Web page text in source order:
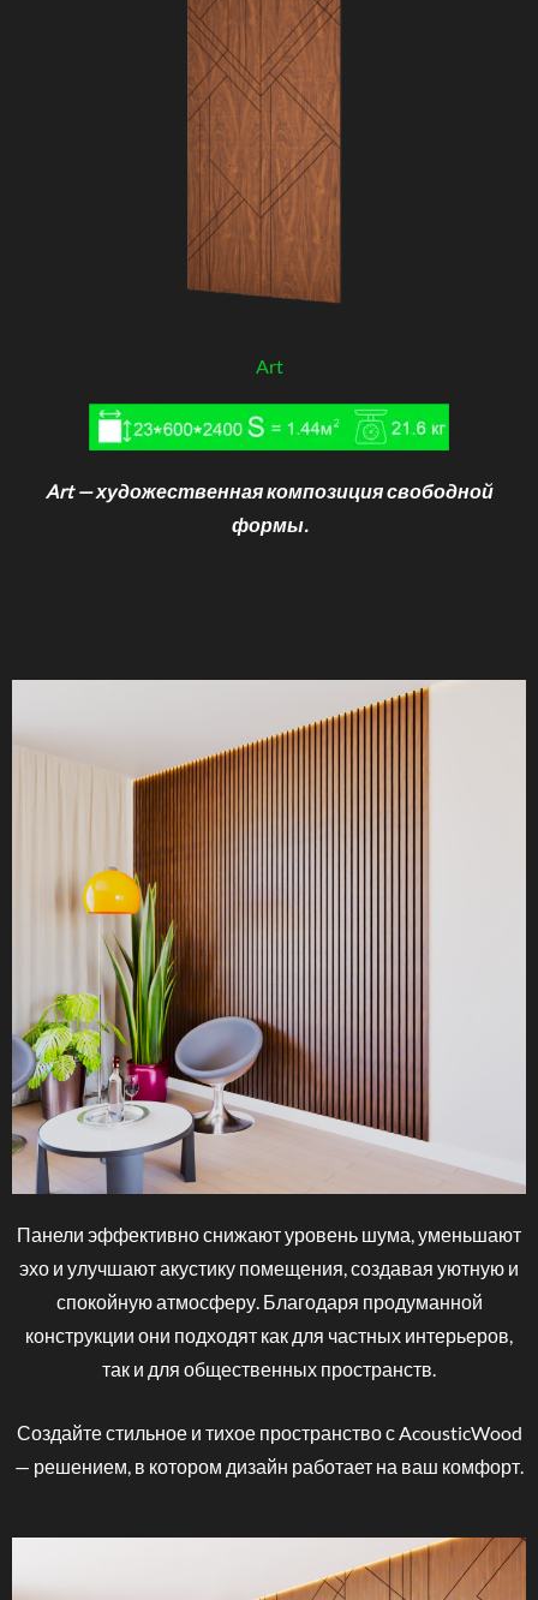
Art
Art — художественная композиция свободной
формы.
Панели эффективноснижаютуровень шума,уменьшают
эхо и улучшаютакустику помещения,создавая уютную и
спокойнуюатмосферу. Благодаря продуманной
конструкции они подходят как для частных интерьеров,
так и для общественных пространств.
Создайтестильное и тихое пространствосAcousticWood
— решением, в котором дизайн работает на ваш комфорт.